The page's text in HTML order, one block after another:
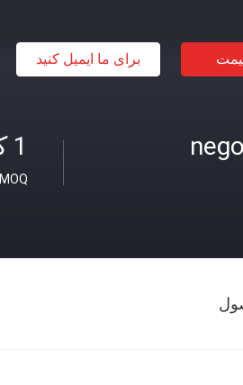
برای ما ایمیل کنید
1 کامپیوتر
MOQ